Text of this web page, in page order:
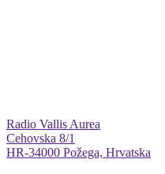
Radio Vallis Aurea
Cehovska 8/1
HR-34000 Požega, Hrvatska